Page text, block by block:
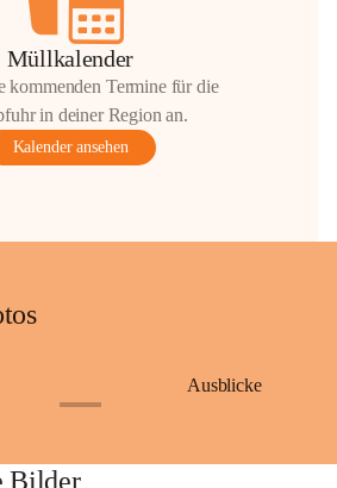
Müllkalender
kommenden Termine für die
in deiner Region an.
Kalender ansehen
Ausblicke
Bilder